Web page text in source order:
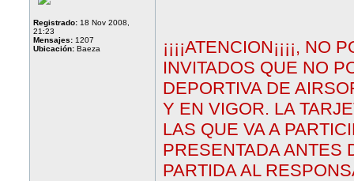
Registrado: 18 Nov 2008,
21:23
Mensajes: 1207
Ubicación: Baeza
¡¡¡¡ATENCION¡¡¡¡,
INVITADOS QUE NO
DEPORTIVA DE
Y EN VIGOR. LA
LAS QUE VA A
PRESENTADA ANTES
PARTIDA AL